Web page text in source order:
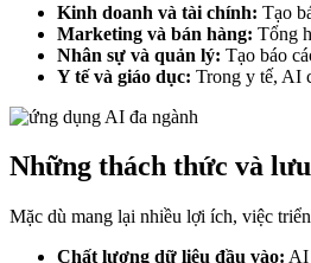
Kinh doanh và tài chính: Tạo
Marketing và bán hàng: Tổng
Nhân sự và quản lý: Tạo báo
Y tế và giáo dục: Trong y tế, AI
Những thách thức và
Mặc dù mang lại nhiều lợi ích, việc
Chất lượng dữ liệu đầu vào: AI